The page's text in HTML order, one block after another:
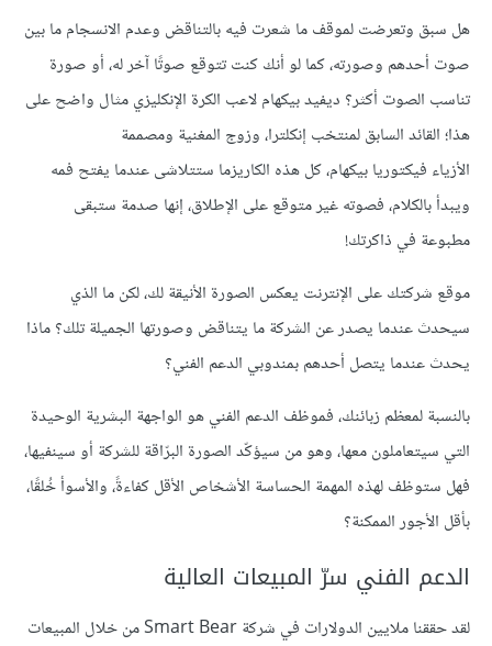
هل سبق وتعرضتلموقفما شعرت فيهبالتناقض وعدم الانسجاممابين
صوت أحدهم وصورته،كمالوأنككنتتتوقع صوتًاآخرله،أوصورة
تناسب الصوت أكثر؟ ديفيدبيكهاملاعب الكرة الإنكليزيمثال واضحعلى
هذا؛القائدالسابقلمنتخب إنكلترا،وزوج المغنية ومصممة
الأزياء فيكتوريا بيكهام،كلهذه الكاريزما ستتلاشىعندما يفتح فمه
ويبدأبالكلام،فصوتهغيرمتوقععلى الإطلاق،إنها صدمة ستبقى
مطبوعة في ذاكرتك!
موقع شركتكعلى الإنترنت يعكس الصورة الأنيقةلك،لكنما الذي
سيحدثعندما يصدرعن الشركةما يتناقض وصورتها الجميلةتلك؟ماذا
يحدثعندما يتصل أحدهمبمندوبي الدعم الفني؟
بالنسبةلمعظم زبائنك،فموظف الدعم الفنيهوالواجهة البشرية الوحيدة
التي سيتعاملونمعها،وهومن سيؤكّدالصورة البرّاقةللشركة أوسينفيها،
فهل ستوظفلهذه المهمة الحساسة الأشخاص الأقلكفاءةً،والأسوأخُلقًا،
بأقل الأجورالممكنة؟
الدعم الفني سرّ المبيعات العالية
لقدحققناملايين الدولارات في شركة منخلال المبيعات